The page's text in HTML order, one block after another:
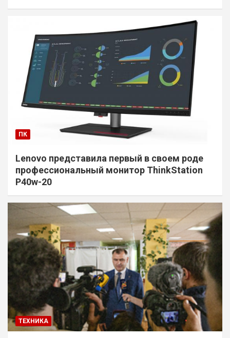
ПК
Lenovo представила первый в своем роде
профессиональный монитор ThinkStation
P40w-20
ТЕХНИКА